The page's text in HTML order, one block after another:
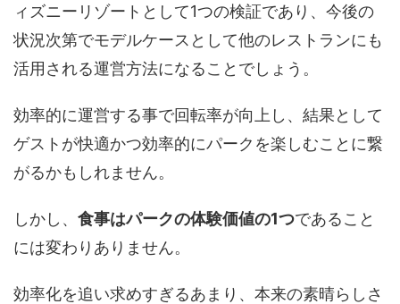
ィズニーリゾートとして1つの検証であり、今後の
状況次第でモデルケースとして他のレストランにも
活用される運営方法になることでしょう。
効率的に運営する事で回転率が向上し、結果として
ゲストが快適かつ効率的にパークを楽しむことに繋
がるかもしれません。
しかし、 食事はパークの体験価値の1つであること
には変わりありません。
効率化を追い求めすぎるあまり、本来の素晴らしさ